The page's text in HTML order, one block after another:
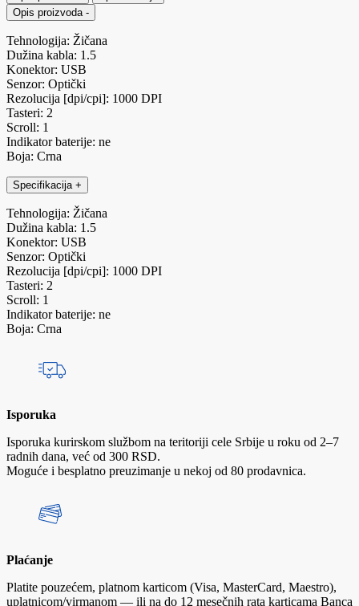
Opis proizvoda -
Tehnologija: Žičana
Dužina kabla: 1.5
Konektor: USB
Senzor: Optički
Rezolucija [dpi/cpi]: 1000 DPI
Tasteri: 2
Scroll: 1
Indikator baterije: ne
Boja: Crna
Specifikacija +
Tehnologija: Žičana
Dužina kabla: 1.5
Konektor: USB
Senzor: Optički
Rezolucija [dpi/cpi]: 1000 DPI
Tasteri: 2
Scroll: 1
Indikator baterije: ne
Boja: Crna
Isporuka
Isporuka kurirskom službom na teritoriji cele Srbije u roku od 2–7
radnih dana, već od 300 RSD.
Moguće i besplatno preuzimanje u nekoj od 80 prodavnica.
Plaćanje
Platite pouzećem, platnom karticom (Visa, MasterCard, Maestro),
uplatnicom/virmanom — ili na do 12 mesečnih rata karticama Banca